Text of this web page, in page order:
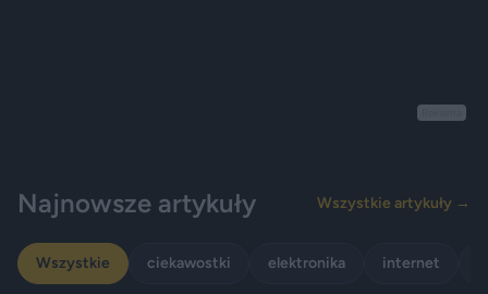
Najnowsze artykuły Wszystkie artykuły →
Wszystkie ciekawostki elektronika internet